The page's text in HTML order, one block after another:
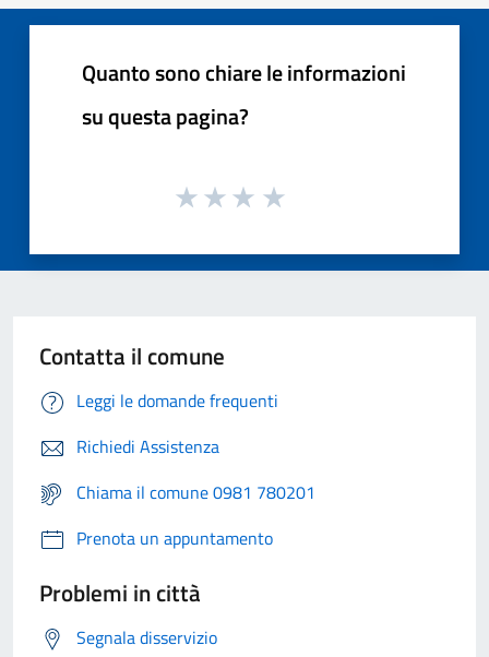
Quanto sono chiare le informazioni
su questa pagina?
Contatta il comune
Leggi le domande frequenti
Richiedi Assistenza
Chiama il comune 0981 780201
Prenota un appuntamento
Problemi in città
Segnala disservizio